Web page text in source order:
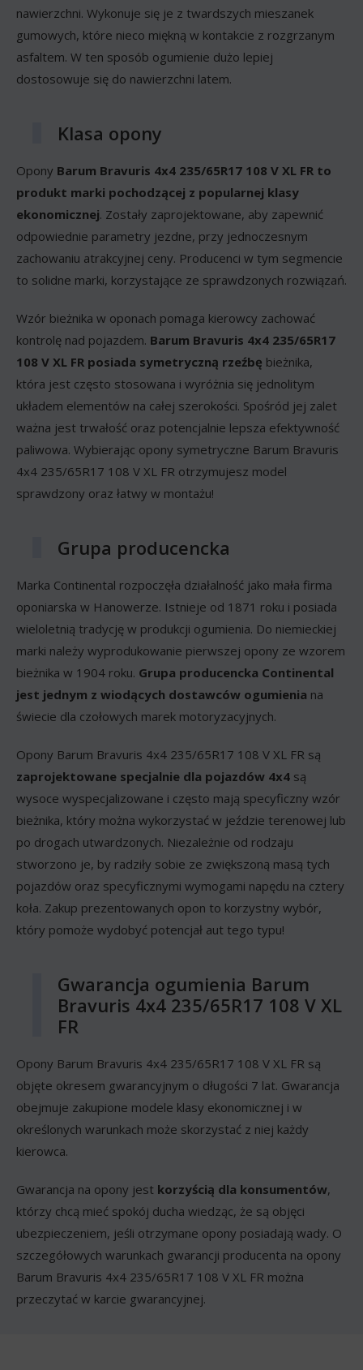
nawierzchni. Wykonuje się je z twardszych mieszanek
gumowych, które nieco miękną w kontakcie z rozgrzanym
asfaltem. W ten sposób ogumienie dużo lepiej
dostosowuje się do nawierzchni latem.
Klasa opony
Opony Barum Bravuris 4x4 235/65R17 108 V XL FR to
produkt marki pochodzącej z popularnej klasy
ekonomicznej. Zostały zaprojektowane, aby zapewnić
odpowiednie parametry jezdne, przy jednoczesnym
zachowaniu atrakcyjnej ceny. Producenci w tym segmencie
to solidne marki, korzystające ze sprawdzonych rozwiązań.
Wzór bieżnika w oponach pomaga kierowcy zachować
kontrolę nad pojazdem. Barum Bravuris 4x4 235/65R17
108 V XL FR posiada symetryczną rzeźbę bieżnika,
która jest często stosowana i wyróżnia się jednolitym
układem elementów na całej szerokości. Spośród jej zalet
ważna jest trwałość oraz potencjalnie lepsza efektywność
paliwowa. Wybierając opony symetryczne Barum Bravuris
4x4 235/65R17 108 V XL FR otrzymujesz model
sprawdzony oraz łatwy w montażu!
Grupa producencka
Marka Continental rozpoczęła działalność jako mała firma
oponiarska w Hanowerze. Istnieje od 1871 roku i posiada
wieloletnią tradycję w produkcji ogumienia. Do niemieckiej
marki należy wyprodukowanie pierwszej opony ze wzorem
bieżnika w 1904 roku. Grupa producencka Continental
jest jednym z wiodących dostawców ogumienia na
świecie dla czołowych marek motoryzacyjnych.
Opony Barum Bravuris 4x4 235/65R17 108 V XL FR są
zaprojektowane specjalnie dla pojazdów 4x4 są
wysoce wyspecjalizowane i często mają specyficzny wzór
bieżnika, który można wykorzystać w jeździe terenowej lub
po drogach utwardzonych. Niezależnie od rodzaju
stworzono je, by radziły sobie ze zwiększoną masą tych
pojazdów oraz specyficznymi wymogami napędu na cztery
koła. Zakup prezentowanych opon to korzystny wybór,
który pomoże wydobyć potencjał aut tego typu!
Gwarancja ogumienia Barum
Bravuris 4x4 235/65R17 108 V XL
FR
Opony Barum Bravuris 4x4 235/65R17 108 V XL FR są
objęte okresem gwarancyjnym o długości 7 lat. Gwarancja
obejmuje zakupione modele klasy ekonomicznej i w
określonych warunkach może skorzystać z niej każdy
kierowca.
Gwarancja na opony jest korzyścią dla konsumentów,
którzy chcą mieć spokój ducha wiedząc, że są objęci
ubezpieczeniem, jeśli otrzymane opony posiadają wady. O
szczegółowych warunkach gwarancji producenta na opony
Barum Bravuris 4x4 235/65R17 108 V XL FR można
przeczytać w karcie gwarancyjnej.